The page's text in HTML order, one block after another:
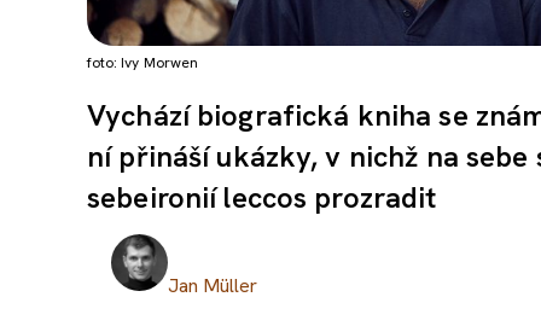
foto: Ivy Morwen
Vychází biografická kniha se
ní přináší ukázky, v nichž na
sebeironií leccos prozradit
Jan Müller